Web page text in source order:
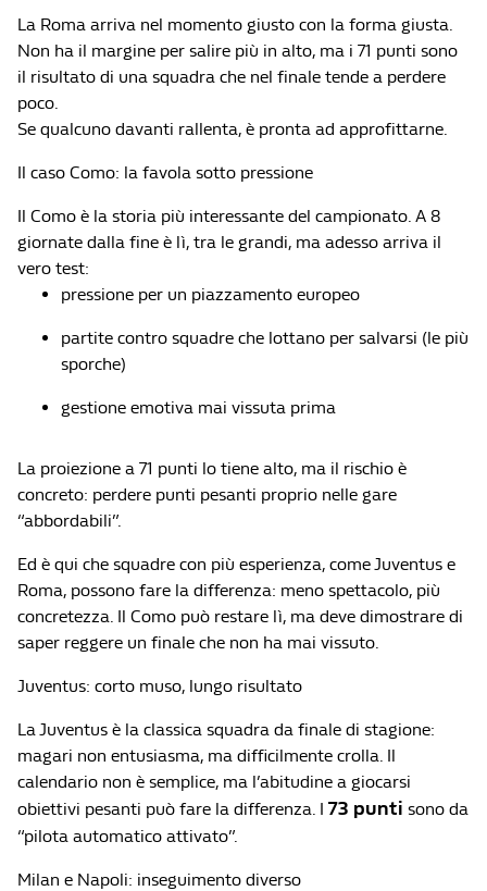
La Roma arriva nel momento giusto con la forma giusta.
Non ha il margine per salire più in alto, ma i 71 punti sono
il risultato di una squadra che nel finale tende a perdere
poco.
Se qualcuno davanti rallenta, è pronta ad approfittarne.
Il caso Como: la favola sotto pressione
Il Como è la storia più interessante del campionato. A 8
giornate dalla fine è lì, tra le grandi, ma adesso arriva il
vero test:
pressione per un piazzamento europeo
partite contro squadre che lottano per salvarsi (le più
sporche)
gestione emotiva mai vissuta prima
La proiezione a 71 punti lo tiene alto, ma il rischio è
concreto: perdere punti pesanti proprio nelle gare
“abbordabili”.
Ed è qui che squadre con più esperienza, come Juventus e
Roma, possono fare la differenza: meno spettacolo, più
concretezza. Il Como può restare lì, ma deve dimostrare di
saper reggere un finale che non ha mai vissuto.
Juventus: corto muso, lungo risultato
La Juventus è la classica squadra da finale di stagione:
magari non entusiasma, ma difficilmente crolla. Il
calendario non è semplice, ma l’abitudine a giocarsi
obiettivi pesanti può fare la differenza. I 73 punti sono da
“pilota automatico attivato”.
Milan e Napoli: inseguimento diverso